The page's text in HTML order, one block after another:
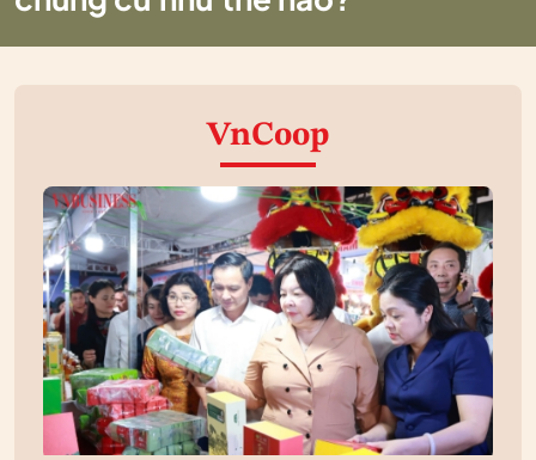
VnCoop